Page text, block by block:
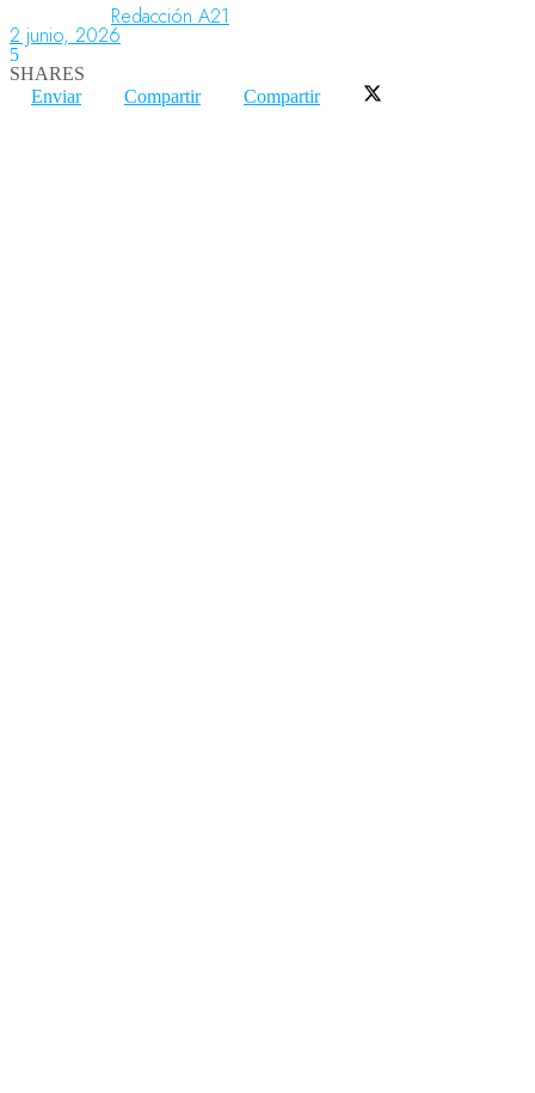
Redacción A21
2 junio, 2026
5
SHARES
Enviar
Compartir Compartir